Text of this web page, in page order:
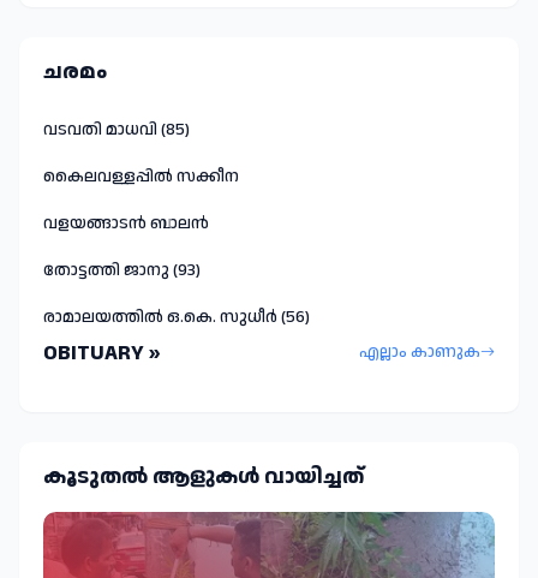
ചരമം
വടവതി മാധവി (85)
കൈലവള്ളപ്പിൽ സക്കീന
വളയങ്ങാടൻ ബാലൻ
തോട്ടത്തി ജാനു (93)
രാമാലയത്തിൽ ഒ.കെ. സുധീർ (56)
OBITUARY » എല്ലാം കാണുക
കൂടുതല്‍ ആളുകള്‍ വായിച്ചത്